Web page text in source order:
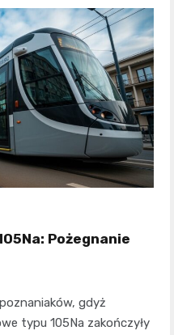
Pożegnanie
gdyż
typu 105Na zakończyły